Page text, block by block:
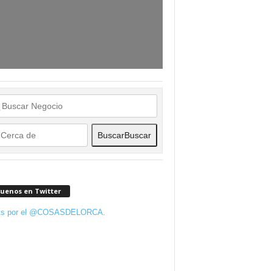
BuscarBuscar
en Twitter
por el @COSASDELORCA.